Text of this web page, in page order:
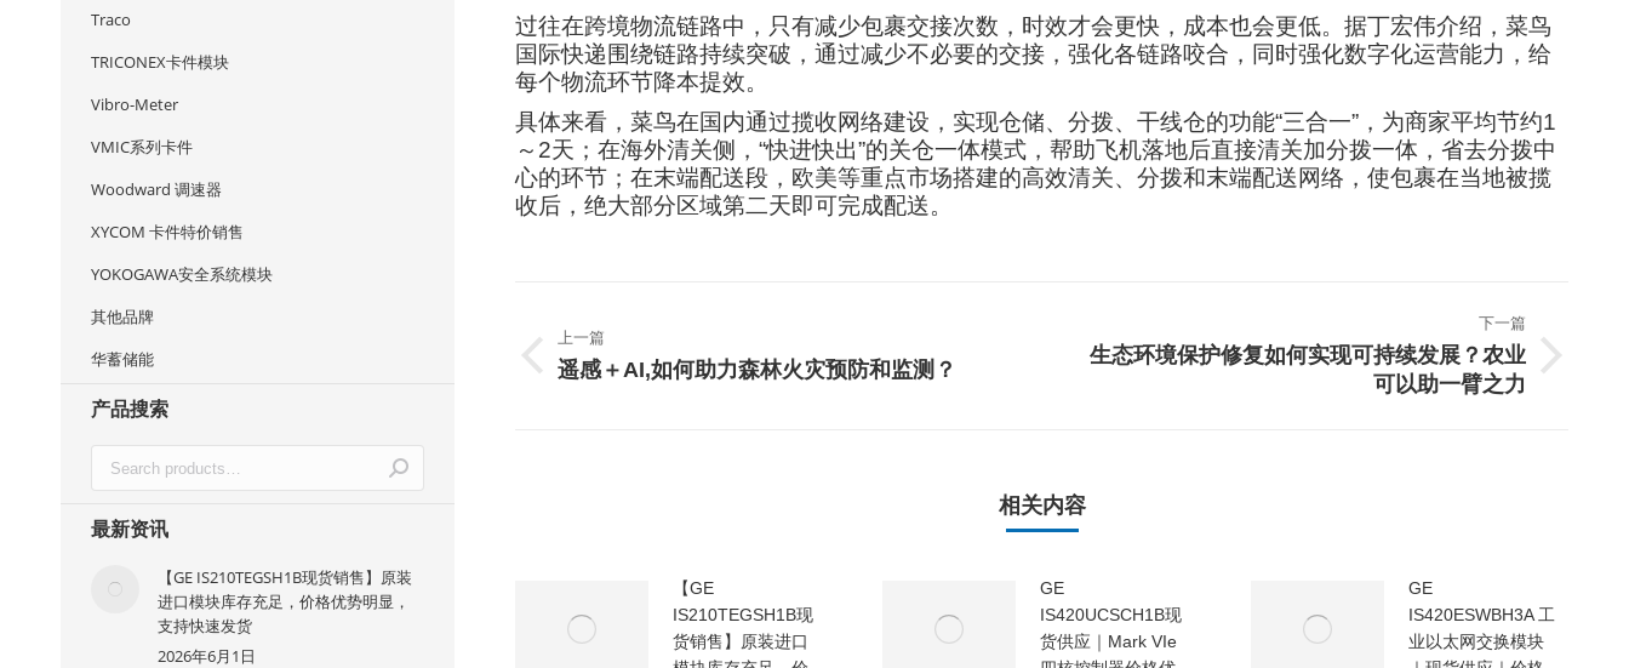
过往在跨境物流链路中，只有减少包裹交接次数，时效才会更快，成本也会更低。据丁宏伟介绍，菜鸟
国际快递围绕链路持续突破，通过减少不必要的交接，强化各链路咬合，同时强化数字化运营能力，给
每个物流环节降本提效。
具体来看，菜鸟在国内通过揽收网络建设，实现仓储、分拨、干线仓的功能“三合一”，为商家平均节约1
～2天；在海外清关侧，“快进快出”的关仓一体模式，帮助飞机落地后直接清关加分拨一体，省去分拨中
心的环节；在末端配送段，欧美等重点市场搭建的高效清关、分拨和末端配送网络，使包裹在当地被揽
收后，绝大部分区域第二天即可完成配送。
章
导
上一篇
上
遥感＋AI,如何助力森林火灾预防和监测？
下一篇
下
生态环境保护修复如何实现可持续发展？农业
可以助一臂之力
相关内容
【GE
IS210TEGSH1B现
货销售】原装进口
GE
IS420UCSCH1B现
货供应｜Mark VIe
GE
IS420ESWBH3A 工
业以太网交换模块
Traco
TRICONEX卡件模块
Vibro-Meter
VMIC系列卡件
Woodward 调速器
XYCOM 卡件特价销售
YOKOGAWA安全系统模块
其他品牌
华蓄储能
产品搜索
最新资讯
【GE IS210TEGSH1B现货销售】原装
进口模块库存充足，价格优势明显，
支持快速发货
2026年6月1日